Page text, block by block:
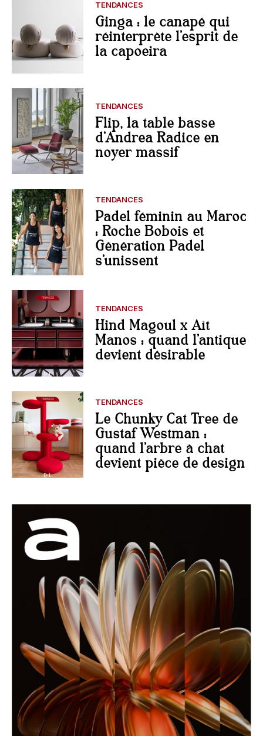
TENDANCES
Ginga : le canapé qui
réinterprète l’esprit de
la capoeira
TENDANCES
Flip, la table basse
d’Andrea Radice en
noyer massif
TENDANCES
Padel féminin au Maroc
: Roche Bobois et
Génération Padel
s’unissent
TENDANCES
Hind Magoul x Aït
Manos : quand l’antique
devient désirable
TENDANCES
Le Chunky Cat Tree de
Gustaf Westman :
quand l’arbre à chat
devient pièce de design